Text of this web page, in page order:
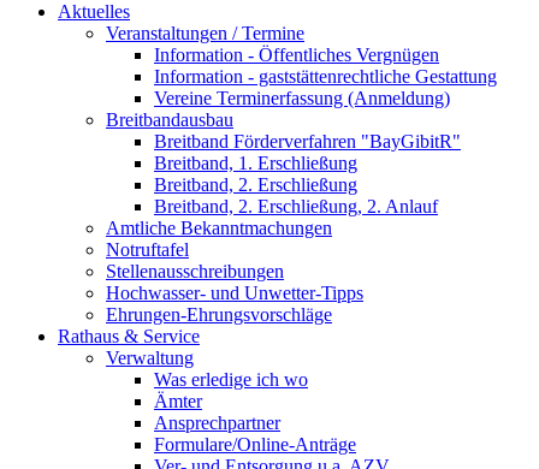
Aktuelles
Veranstaltungen / Termine
Information - Öffentliches Vergnügen
Information - gaststättenrechtliche Gestattung
Vereine Terminerfassung (Anmeldung)
Breitbandausbau
Breitband Förderverfahren "BayGibitR"
Breitband, 1. Erschließung
Breitband, 2. Erschließung
Breitband, 2. Erschließung, 2. Anlauf
Amtliche Bekanntmachungen
Notruftafel
Stellenausschreibungen
Hochwasser- und Unwetter-Tipps
Ehrungen-Ehrungsvorschläge
Rathaus & Service
Verwaltung
Was erledige ich wo
Ämter
Ansprechpartner
Formulare/Online-Anträge